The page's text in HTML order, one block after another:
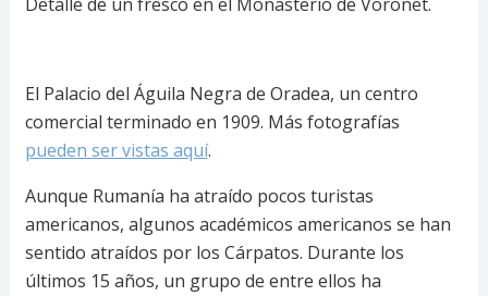
El Palacio del Águila Negra de Oradea, un centro
comercial terminado en 1909. Más fotografías
pueden ser vistas aquí.
Aunque Rumanía ha atraído pocos turistas
americanos, algunos académicos americanos se han
sentido atraídos por los Cárpatos. Durante los
últimos 15 años, un grupo de entre ellos ha